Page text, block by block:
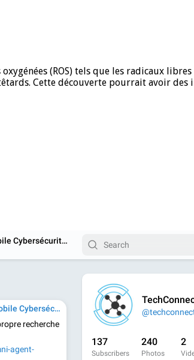
(ROS) tels que les radicaux
Cette découverte pourrait avoir